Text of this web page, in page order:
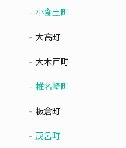
小食土町
大高町
大木戸町
椎名崎町
板倉町
茂呂町